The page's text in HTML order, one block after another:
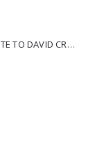
AAVV LONG TIME GONE - A TRIBUTE TO DAVID CROSBY